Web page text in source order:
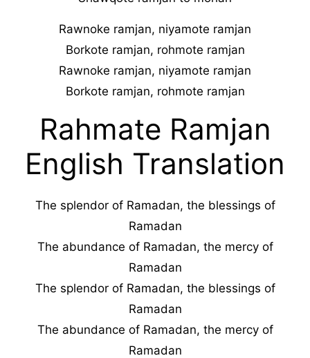
Rawnoke ramjan, niyamote ramjan
Borkote ramjan, rohmote ramjan
Rawnoke ramjan, niyamote ramjan
Borkote ramjan, rohmote ramjan
Rahmate Ramjan
English Translation
The splendor of Ramadan, the blessings of
Ramadan
The abundance of Ramadan, the mercy of
Ramadan
The splendor of Ramadan, the blessings of
Ramadan
The abundance of Ramadan, the mercy of
Ramadan